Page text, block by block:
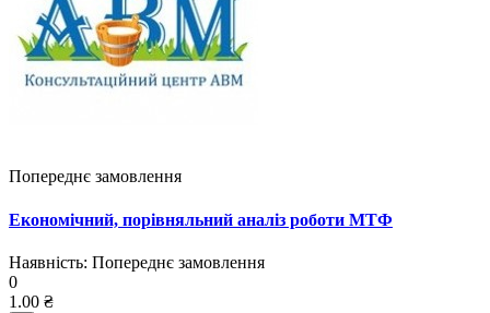
Попереднє замовлення
Економічний, порівняльний аналіз роботи МТФ
Наявність: Попереднє замовлення
0
1.00 ₴